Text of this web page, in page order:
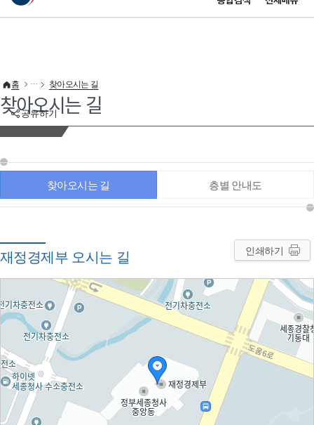
이 누리집은 대한민국 공식 전자정부 누리집입니다.
공유하기
홈 찾아오시는 길
찾아오시는 길
찾아오시는 길 층별 안내도
재정경제부 오시는 길 인쇄하기